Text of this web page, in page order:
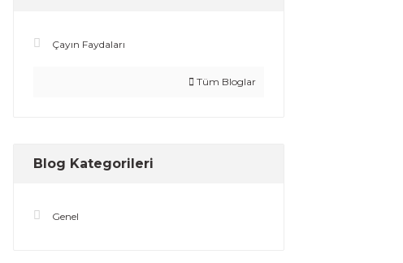
Çayın Faydaları
Tüm Bloglar
Blog Kategorileri
Genel